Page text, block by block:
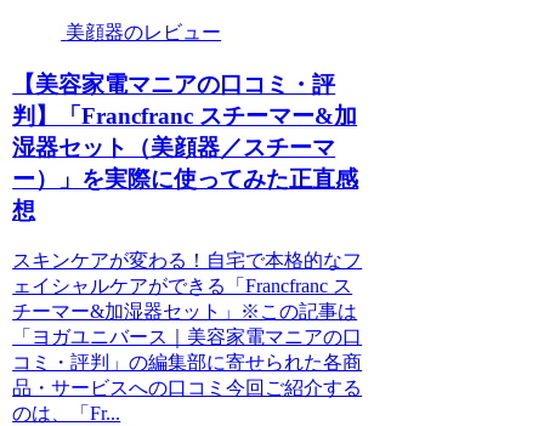
美顔器のレビュー
【美容家電マニアの口コミ・評
判】「Francfranc スチーマー&加
湿器セット（美顔器／スチーマ
ー）」を実際に使ってみた正直感
想
スキンケアが変わる！自宅で本格的なフ
ェイシャルケアができる「Francfranc ス
チーマー&加湿器セット」※この記事は
「ヨガユニバース｜美容家電マニアの口
コミ・評判」の編集部に寄せられた各商
品・サービスへの口コミ今回ご紹介する
のは、「Fr...